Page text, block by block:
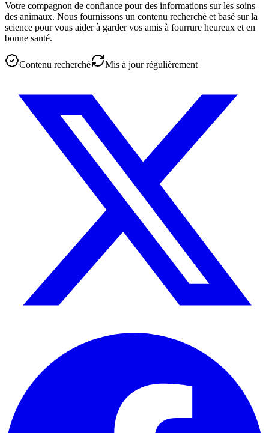
Votre compagnon de confiance pour des informations sur les soins
des animaux. Nous fournissons un contenu recherché et basé sur la
science pour vous aider à garder vos amis à fourrure heureux et en
bonne santé.
Contenu recherché Mis à jour régulièrement